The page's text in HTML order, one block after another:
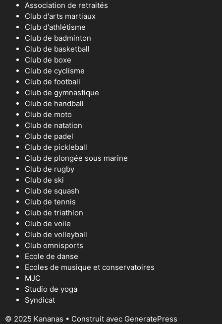
Association de retraités
Club d'arts martiaux
Club d'athlétisme
Club de badminton
Club de basketball
Club de boxe
Club de cyclisme
Club de football
Club de gymnastique
Club de handball
Club de moto
Club de natation
Club de padel
Club de pickleball
Club de plongée sous marine
Club de rugby
Club de ski
Club de squash
Club de tennis
Club de triathlon
Club de voile
Club de volleyball
Club omnisports
Ecole de danse
Ecoles de musique et conservatoires
MJC
Studio de yoga
Syndicat
© 2025 Kananas • Construit avec GeneratePress